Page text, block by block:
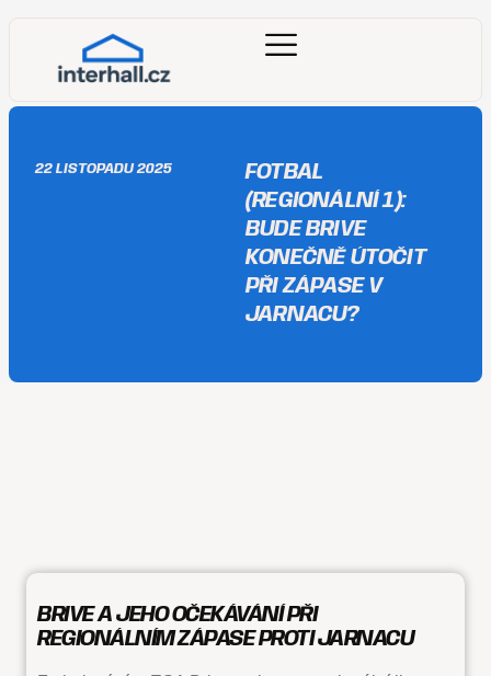
22 LISTOPADU 2025
FOTBAL
(REGIONÁLNÍ 1):
BUDE BRIVE
KONEČNĚ ÚTOČIT
PŘI ZÁPASE V
JARNACU?
BRIVE A JEHO OČEKÁVÁNÍ PŘI
REGIONÁLNÍM ZÁPASE PROTI JARNACU